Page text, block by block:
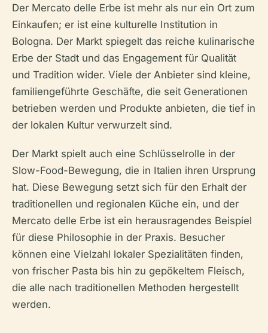
Der Mercato delle Erbe ist mehr als nur ein Ort zum
Einkaufen; er ist eine kulturelle Institution in
Bologna. Der Markt spiegelt das reiche kulinarische
Erbe der Stadt und das Engagement für Qualität
und Tradition wider. Viele der Anbieter sind kleine,
familiengeführte Geschäfte, die seit Generationen
betrieben werden und Produkte anbieten, die tief in
der lokalen Kultur verwurzelt sind.
Der Markt spielt auch eine Schlüsselrolle in der
Slow-Food-Bewegung, die in Italien ihren Ursprung
hat. Diese Bewegung setzt sich für den Erhalt der
traditionellen und regionalen Küche ein, und der
Mercato delle Erbe ist ein herausragendes Beispiel
für diese Philosophie in der Praxis. Besucher
können eine Vielzahl lokaler Spezialitäten finden,
von frischer Pasta bis hin zu gepökeltem Fleisch,
die alle nach traditionellen Methoden hergestellt
werden.